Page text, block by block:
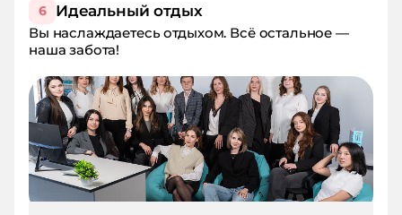
6 Идеальный отдых
Вы наслаждаетесь отдыхом. Всё остальное —
наша забота!